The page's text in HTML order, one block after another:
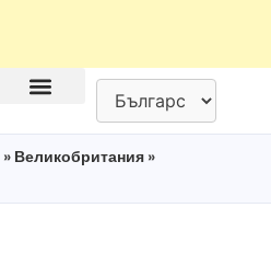
» Великобритания »